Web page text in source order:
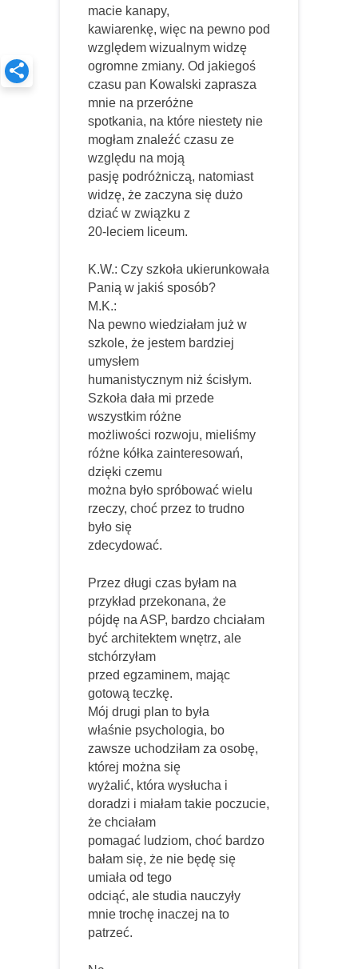
macie kanapy,
kawiarenkę, więc na pewno pod
względem wizualnym widzę
ogromne zmiany. Od jakiegoś
czasu pan Kowalski zaprasza
mnie na przeróżne
spotkania, na które niestety nie
mogłam znaleźć czasu ze
względu na moją
pasję podróżniczą, natomiast
widzę, że zaczyna się dużo
dziać w związku z
20-leciem liceum.
K.W.: Czy szkoła ukierunkowała
Panią w jakiś sposób?
M.K.:
Na pewno wiedziałam już w
szkole, że jestem bardziej
umysłem
humanistycznym niż ścisłym.
Szkoła dała mi przede
wszystkim różne
możliwości rozwoju, mieliśmy
różne kółka zainteresowań,
dzięki czemu
można było spróbować wielu
rzeczy, choć przez to trudno
było się
zdecydować.
Przez długi czas byłam na
przykład przekonana, że
pójdę na ASP, bardzo chciałam
być architektem wnętrz, ale
stchórzyłam
przed egzaminem, mając
gotową teczkę.
Mój drugi plan to była
właśnie psychologia, bo
zawsze uchodziłam za osobę,
której można się
wyżalić, która wysłucha i
doradzi i miałam takie poczucie,
że chciałam
pomagać ludziom, choć bardzo
bałam się, że nie będę się
umiała od tego
odciąć, ale studia nauczyły
mnie trochę inaczej na to
patrzeć.